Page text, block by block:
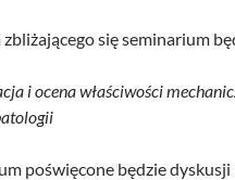
zbliżającego się seminarium
i ocena właściwości
poświęcone będzie